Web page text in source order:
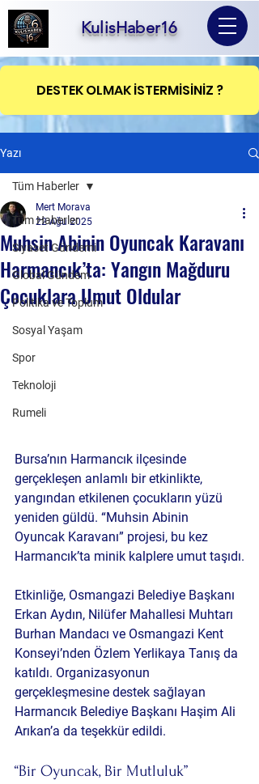
KulisHaber16
DESTEK OLMAK İSTERMİSİNİZ ?
Yazı
Tüm Haberler
Siyaset Gündemi
Global Gündem
Politika ve Toplum
Sosyal Yaşam
Spor
Teknoloji
Rumeli
Tüm Haberler
Muhsin Abinin Oyuncak Karavanı
Harmancık’ta: Yangın Mağduru
Çocuklara Umut Oldular
Mert Morava
22 Ağu 2025
Bursa’nın Harmancık ilçesinde
gerçekleşen anlamlı bir etkinlikte,
yangından etkilenen çocukların yüzü
yeniden güldü. “Muhsin Abinin
Oyuncak Karavanı” projesi, bu kez
Harmancık’ta minik kalplere umut taşıdı.
Etkinliğe, Osmangazi Belediye Başkanı
Erkan Aydın, Nilüfer Mahallesi Muhtarı
Burhan Mandacı ve Osmangazi Kent
Konseyi’nden Özlem Yerlikaya Tanış da
katıldı. Organizasyonun
gerçekleşmesine destek sağlayan
Harmancık Belediye Başkanı Haşim Ali
Arıkan’a da teşekkür edildi.
“Bir Oyuncak, Bir Mutluluk”